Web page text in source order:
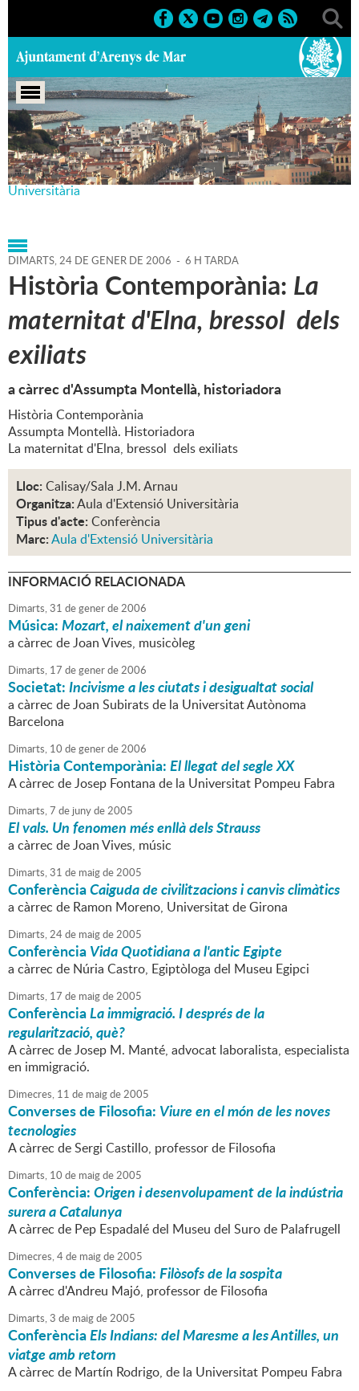
Portada > Agenda > 24-01-
2006 > Marcs > Culturals > 2005 > Aula d'Extensió
Universitària
DIMARTS,24 DE GENER DE 2006 - 6 H TARDA
Història Contemporània: La
maternitat d'Elna, bressol dels
exiliats
a càrrec d'Assumpta Montellà, historiadora
Història Contemporània
Assumpta Montellà. Historiadora
La maternitat d'Elna, bressol dels exiliats
Lloc: Calisay/Sala J.M. Arnau
Organitza:Aula d'Extensió Universitària
Tipus d'acte: Conferència
Marc:Aula d'Extensió Universitària
INFORMACIÓ RELACIONADA
Dimarts,31 degenerde2006
Música:Mozart, el naixement d'un geni
a càrrec de Joan Vives, musicòleg
Dimarts, 17 degenerde2006
Societat:Incivisme a les ciutats i desigualtat social
a càrrec de Joan Subirats de la Universitat Autònoma
Barcelona
Dimarts, 10 degenerde2006
Història Contemporània:El llegat del segle XX
A càrrec de Josep Fontana de la Universitat Pompeu Fabra
Dimarts,7 de junyde2005
El vals. Un fenomen més enllà dels Strauss
a càrrec de Joan Vives, músic
Dimarts,31 de maigde2005
ConferènciaCaiguda de civilitzacions i canvis climàtics
a càrrec de Ramon Moreno, Universitat de Girona
Dimarts,24de maigde2005
ConferènciaVida Quotidiana a l'antic Egipte
a càrrec de Núria Castro, Egiptòloga del Museu Egipci
Dimarts, 17 de maigde2005
ConferènciaLa immigració. I després de la
regularització, què?
A càrrec de Josep M. Manté, advocat laboralista, especialista
en immigració.
Dimecres, 11 de maigde2005
Converses de Filosofia: Viure en el món de les noves
tecnologies
A càrrec de Sergi Castillo, professor de Filosofia
Dimarts, 10 de maigde2005
Conferència:Origen i desenvolupament de la indústria
surera a Catalunya
A càrrec de Pep Espadalé del Museu del Suro de Palafrugell
Dimecres,4de maigde2005
Converses de Filosofia:Filòsofs de la sospita
A càrrec d'Andreu Majó, professor de Filosofia
Dimarts,3 de maigde2005
ConferènciaEls Indians: del Maresme a les Antilles, un
viatge amb retorn
A càrrec de Martín Rodrigo, de la Universitat Pompeu Fabra